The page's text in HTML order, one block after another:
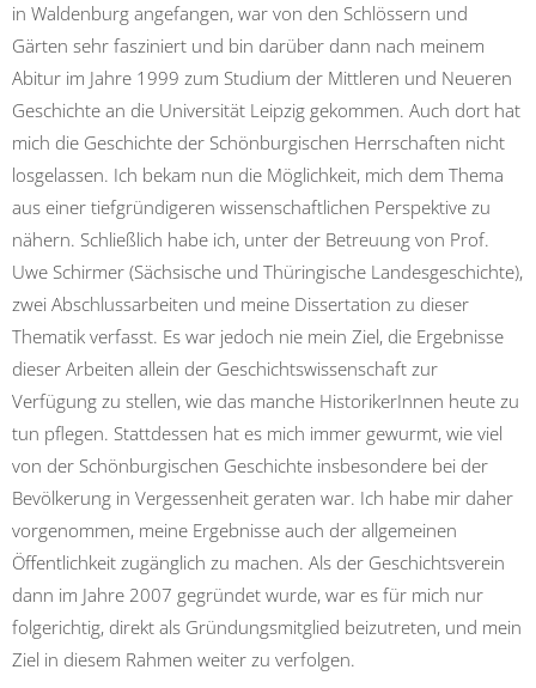
in Waldenburg angefangen, war von den Schlössern und
Gärten sehr fasziniert und bin darüber dann nach meinem
Abitur im Jahre 1999 zum Studium der Mittleren und Neueren
Geschichte an die Universität Leipzig gekommen. Auch dort hat
mich die Geschichte der Schönburgischen Herrschaften nicht
losgelassen. Ich bekam nun die Möglichkeit, mich dem Thema
aus einer tiefgründigeren wissenschaftlichen Perspektive zu
nähern. Schließlich habe ich, unter der Betreuung von Prof.
Uwe Schirmer (Sächsische und Thüringische Landesgeschichte),
zwei Abschlussarbeiten und meine Dissertation zu dieser
Thematik verfasst. Es war jedoch nie mein Ziel, die Ergebnisse
dieser Arbeiten allein der Geschichtswissenschaft zur
Verfügung zu stellen, wie das manche HistorikerInnen heute zu
tun pflegen. Stattdessen hat es mich immer gewurmt, wie viel
von der Schönburgischen Geschichte insbesondere bei der
Bevölkerung in Vergessenheit geraten war. Ich habe mir daher
vorgenommen, meine Ergebnisse auch der allgemeinen
Öffentlichkeit zugänglich zu machen. Als der Geschichtsverein
dann im Jahre 2007 gegründet wurde, war es für mich nur
folgerichtig, direkt als Gründungsmitglied beizutreten, und mein
Ziel in diesem Rahmen weiter zu verfolgen.